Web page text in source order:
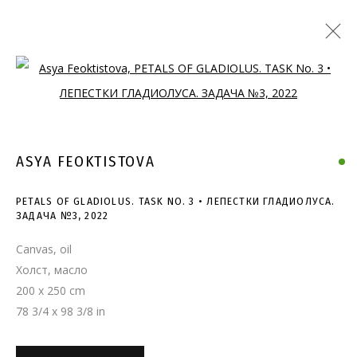
Open a larger version of the
ASYA FEOKTISTOVA
PETALS OF GLADIOLUS. TASK NO. 3 • ЛЕПЕСТКИ ГЛАДИОЛУСА.
ЗАДАЧА №3,2022
Canvas, oil
Холст, масло
200 x 250 cm
78 3/4 x 98 3/8 in